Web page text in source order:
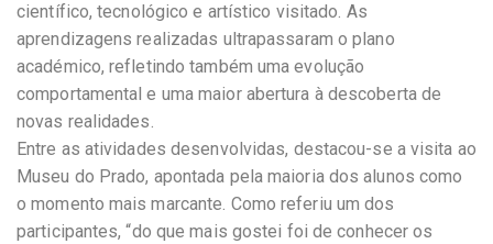
científico, tecnológico e artístico visitado. As
aprendizagens realizadas ultrapassaram o plano
académico, refletindo também uma evolução
comportamental e uma maior abertura à descoberta de
novas realidades.
Entre as atividades desenvolvidas, destacou-se a visita ao
Museu do Prado, apontada pela maioria dos alunos como
o momento mais marcante. Como referiu um dos
participantes, “do que mais gostei foi de conhecer os